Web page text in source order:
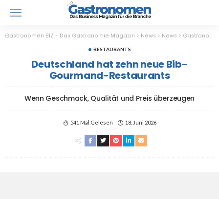
Gastronomen BIZ - Das Gastronomie Magazin > News > News > Gastronomie
RESTAURANTS
Deutschland hat zehn neue Bib-
Gourmand-Restaurants
Wenn Geschmack, Qualität und Preis überzeugen
541 Mal Gelesen 18. Juni 2026